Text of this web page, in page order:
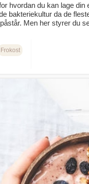
hvordan du kan lage
bakteriekultur da de
Men her styrer du
Frokost